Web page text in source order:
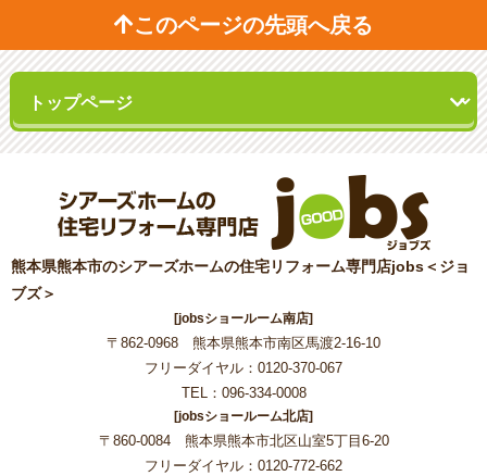
このページの先頭へ戻る
熊本県熊本市のシアーズホームの住宅リフォーム専門店jobs＜ジョ
ブズ＞
[jobsショールーム南店]
〒862-0968 熊本県熊本市南区馬渡2-16-10
フリーダイヤル：0120-370-067
TEL：096-334-0008
[jobsショールーム北店]
〒860-0084 熊本県熊本市北区山室5丁目6-20
フリーダイヤル：0120-772-662